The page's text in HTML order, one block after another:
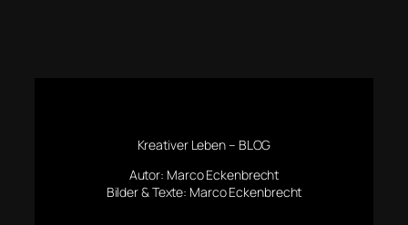
Kreativer Leben – BLOG
Autor: Marco Eckenbrecht
Bilder & Texte: Marco Eckenbrecht